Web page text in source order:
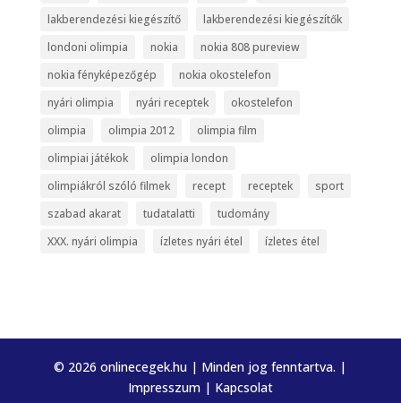
lakberendezési kiegészítő
lakberendezési kiegészítők
londoni olimpia
nokia
nokia 808 pureview
nokia fényképezőgép
nokia okostelefon
nyári olimpia
nyári receptek
okostelefon
olimpia
olimpia 2012
olimpia film
olimpiai játékok
olimpia london
olimpiákról szóló filmek
recept receptek
sport
szabad akarat
tudatalatti
tudomány
XXX. nyári olimpia
ízletes nyári étel ízletes étel
© 2026 onlinecegek.hu | Minden jog fenntartva. |
Impresszum| Kapcsolat